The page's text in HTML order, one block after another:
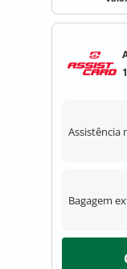
Assistência
Bagagem